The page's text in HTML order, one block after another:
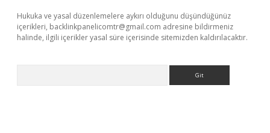
Hukuka ve yasal düzenlemelere aykırı olduğunu düşündüğünüz
içerikleri, backlinkpanelicomtr@gmail.com adresine bildirmeniz
halinde, ilgili içerikler yasal süre içerisinde sitemizden kaldırılacaktır.